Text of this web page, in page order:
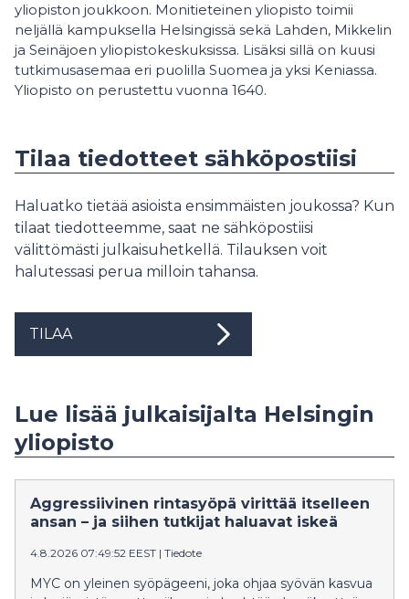
yliopiston joukkoon. Monitieteinen yliopisto toimii
neljällä kampuksella Helsingissä sekä Lahden, Mikkelin
ja Seinäjoen yliopistokeskuksissa. Lisäksi sillä on kuusi
tutkimusasemaa eri puolilla Suomea ja yksi Keniassa.
Yliopisto on perustettu vuonna 1640.
Tilaa tiedotteet sähköpostiisi
Haluatko tietää asioista ensimmäisten joukossa? Kun
tilaat tiedotteemme, saat ne sähköpostiisi
välittömästi julkaisuhetkellä. Tilauksen voit
halutessasi perua milloin tahansa.
TILAA
Lue lisää julkaisijalta Helsingin
yliopisto
Aggressiivinen rintasyöpä virittää itselleen
ansan – ja siihen tutkijat haluavat iskeä
4.8.2026 07:49:52 EEST | Tiedote
MYC on yleinen syöpägeeni, joka ohjaa syövän kasvua